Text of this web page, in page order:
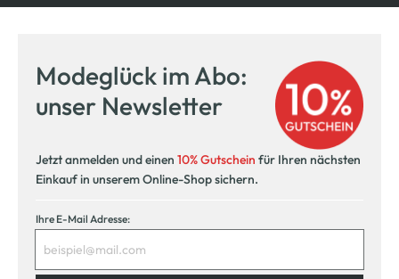
Modeglück im Abo:
unser Newsletter
Jetzt anmelden und einen 10% Gutschein für Ihren nächsten
Einkauf in unserem Online-Shop sichern.
Ihre E-Mail Adresse: